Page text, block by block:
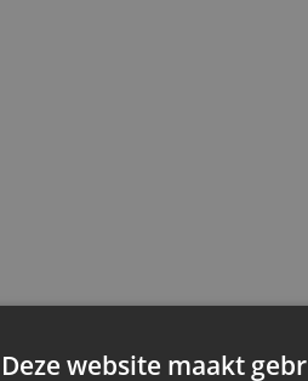
Deze website maakt